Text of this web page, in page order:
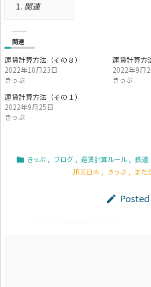
1. 関連
関連
運賃計算方法（その８）
2022年10月23日
きっぷ
運賃計算方
2022年9月
きっぷ
運賃計算方法（その１）
2022年9月25日
きっぷ
 きっぷ , ブログ , 運賃計算ルール , 鉄道
JR東日本 , きっぷ , また
